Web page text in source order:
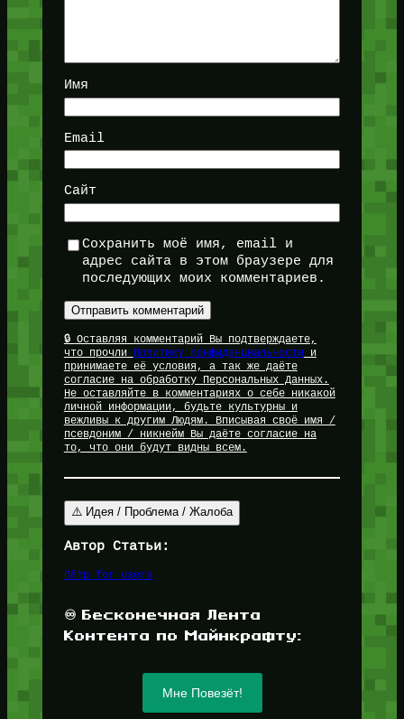
Имя
Email
Сайт
Сохранить моё имя, email и
адрес сайта в этом браузере для
последующих моих комментариев.
🔒 Оставляя комментарий Вы подтверждаете,
что прочли Политику Конфиденциальностии
принимаете её условия, а так же даёте
согласие на обработку Персональных Данных.
Не оставляйте в комментариях о себе никакой
личной информации, будьте культурны и
вежливы к другим Людям. Вписывая своё имя /
псевдоним / никнейм Вы даёте согласие на
то, что они будут видны всем.
⚠️ Идея / Проблема / Жалоба
Автор Статьи:
Пётр for_users
♾️ Бесконечная Лента
Контента по Майнкрафту:
Мне Повезёт!